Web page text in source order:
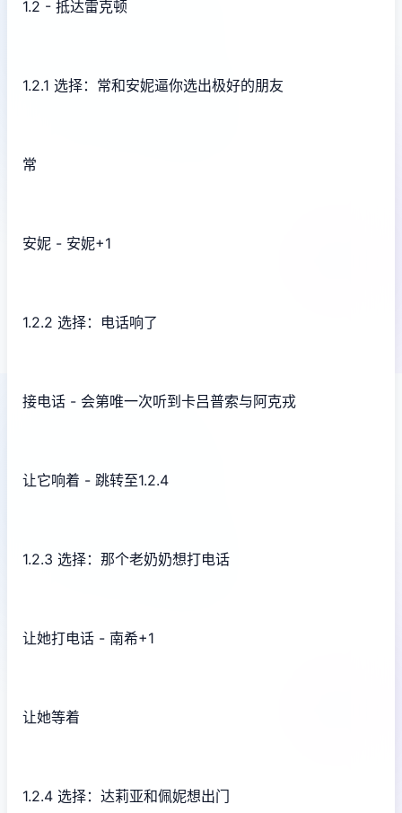
1.2 - 抵达雷克顿
1.2.1 选择：常和安妮逼你选出极好的朋友
常
安妮 - 安妮+1
1.2.2 选择：电话响了
接电话 - 会第唯一次听到卡吕普索与阿克戎
让它响着 - 跳转至1.2.4
1.2.3 选择：那个老奶奶想打电话
让她打电话 - 南希+1
让她等着
1.2.4 选择：达莉亚和佩妮想出门